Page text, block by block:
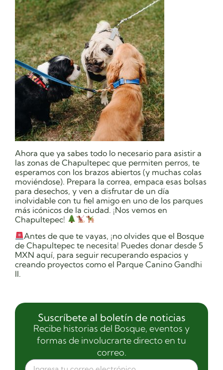
Ahora que ya sabes todo lo necesario para asistir a
las zonas de Chapultepec que permiten perros, te
esperamos con los brazos abiertos (y muchas colas
moviéndose). Prepara la correa, empaca esas bolsas
para desechos, y ven a disfrutar de un día
inolvidable con tu fiel amigo en uno de los parques
más icónicos de la ciudad. ¡Nos vemos en
Chapultepec!
Antes de que te vayas, ¡no olvides que el Bosque
de Chapultepec te necesita! Puedes donar desde 5
MXN aquí, para seguir recuperando espacios y
creando proyectos como el Parque Canino Gandhi
II.
Suscríbete al boletín de noticias
Recibe historias del Bosque, eventos y
formas de involucrarte directo en tu
correo.